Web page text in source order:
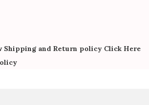
Shipping and Return policy Click Here